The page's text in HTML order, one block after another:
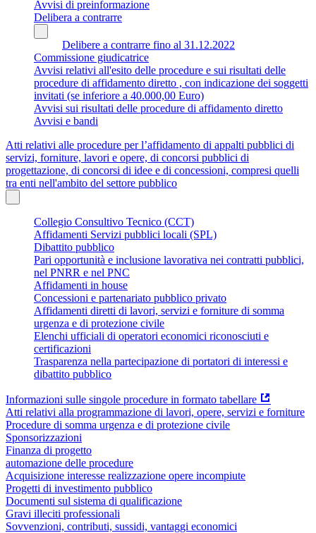
Avvisi di preinformazione
Delibera a contrarre
Delibere a contrarre fino al 31.12.2022
Commissione giudicatrice
Avvisi relativi all'esito delle procedure e sui risultati delle
procedure di affidamento diretto , con indicazione dei soggetti
invitati (se inferiore a 40.000,00 Euro)
Avvisi sui risultati delle procedure di affidamento diretto
Avvisi e bandi
Atti relativi alle procedure per l’affidamento di appalti pubblici di
servizi, forniture, lavori e opere, di concorsi pubblici di
progettazione, di concorsi di idee e di concessioni, compresi quelli
tra enti nell'ambito del settore pubblico
Collegio Consultivo Tecnico (CCT)
Affidamenti Servizi pubblici locali (SPL)
Dibattito pubblico
Pari opportunità e inclusione lavorativa nei contratti pubblici,
nel PNRR e nel PNC
Affidamenti in house
Concessioni e partenariato pubblico privato
Affidamenti diretti di lavori, servizi e forniture di somma
urgenza e di protezione civile
Elenchi ufficiali di operatori economici riconosciuti e
certificazioni
Trasparenza nella partecipazione di portatori di interessi e
dibattito pubblico
Informazioni sulle singole procedure in formato tabellare
Atti relativi alla programmazione di lavori, opere, servizi e forniture
Procedure di somma urgenza e di protezione civile
Sponsorizzazioni
Finanza di progetto
automazione delle procedure
Acquisizione interesse realizzazione opere incompiute
Progetti di investimento pubblico
Documenti sul sistema di qualificazione
Gravi illeciti professionali
Sovvenzioni, contributi, sussidi, vantaggi economici